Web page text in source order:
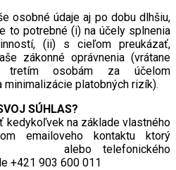
osobné údaje aj po dobu dlhšiu,
to potrebné (i) na účely splnenia
(ii) s cieľom preukázať,
zákonné oprávnenia (vrátane
tretím osobám za účelom
minimalizácie platobných rizík).
SÚHLAS?
kedykoľvek na základe vlastného
emailoveho kontaktu ktorý
alebo telefonického
+421 903 600 011